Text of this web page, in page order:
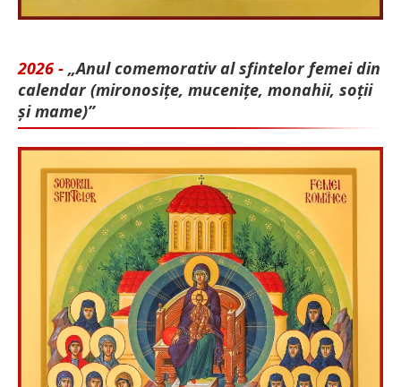
2026 - „Anul comemorativ al sfintelor femei din
calendar (mironosițe, mu­cenițe, monahii, soții
și mame)”